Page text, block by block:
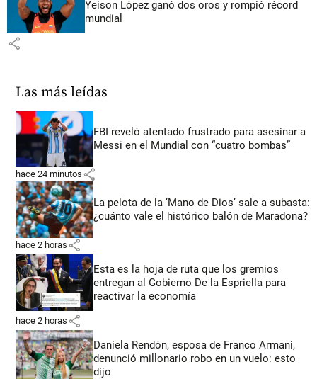
Yeison López ganó dos oros y rompió récord
mundial
share
Las más leídas
FBI reveló atentado frustrado para asesinar a
Messi en el Mundial con “cuatro bombas”
hace 24 minutos share
La pelota de la ‘Mano de Dios’ sale a subasta:
¿cuánto vale el histórico balón de Maradona?
hace 2 horas share
Esta es la hoja de ruta que los gremios
entregan al Gobierno De la Espriella para
reactivar la economía
hace 2 horas share
Daniela Rendón, esposa de Franco Armani,
denunció millonario robo en un vuelo: esto
dijo